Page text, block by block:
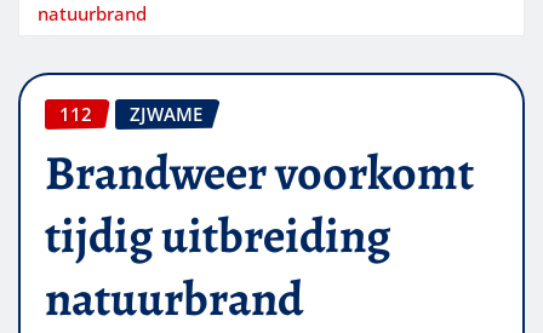
natuurbrand
112 ZJWAME
Brandweer voorkomt
tijdig uitbreiding
natuurbrand